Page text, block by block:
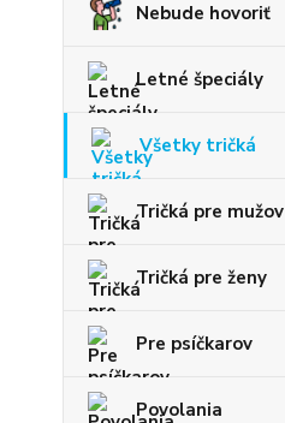
Nebude hovoriť
Letné špeciály
Všetky tričká
Tričká pre mužov
Tričká pre ženy
Pre psíčkarov
Povolania